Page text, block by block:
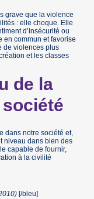
grave que la violence
: elle choque. Elle
d’insécurité ou
en commun et favorise
de violences plus
et les classes
de la
dans notre société et,
niveau dans bien des
capable de fournir,
à la civilité
[/bleu]